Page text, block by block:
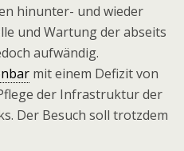
hinunter- und wieder
und Wartung der abseits
aufwändig.
mit einem Defizit von
der Infrastruktur der
Der Besuch soll trotzdem